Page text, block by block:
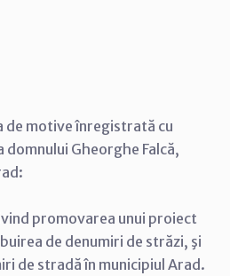
de motive înregistrată cu
Gheorghe Falcă,
promovarea unui proiect
de denumiri de străzi, şi
de stradă în municipiul Arad.